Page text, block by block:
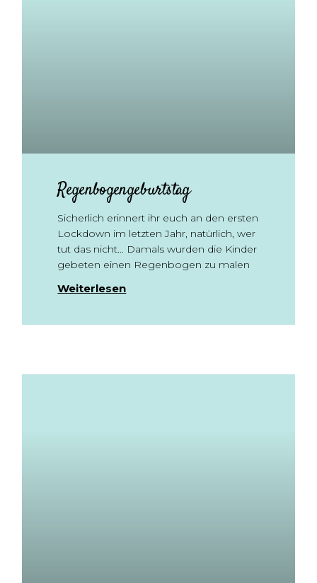
Regenbogengeburtstag
Sicherlich erinnert ihr euch an den ersten
Lockdown im letzten Jahr, natürlich, wer
tut das nicht… Damals wurden die Kinder
gebeten einen Regenbogen zu malen
Weiterlesen